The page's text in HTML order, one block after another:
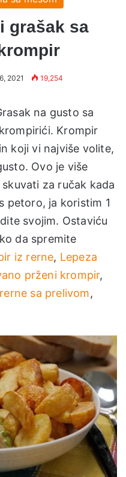
grašak sa
2021 19,254
na gusto sa
Krompir
koji vi najviše volite,
Ovo je više
za ručak kada
petoro, ja koristim 1
svojim. Ostaviću
da spremite
iz rerne, Lepeza
prženi krompir,
sa prelivom,